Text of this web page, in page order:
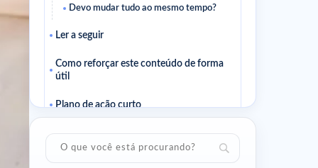
Devo mudar tudo ao mesmo tempo?
Ler a seguir
Como reforçar este conteúdo de forma
útil
Plano de ação curto
Perguntas úteis